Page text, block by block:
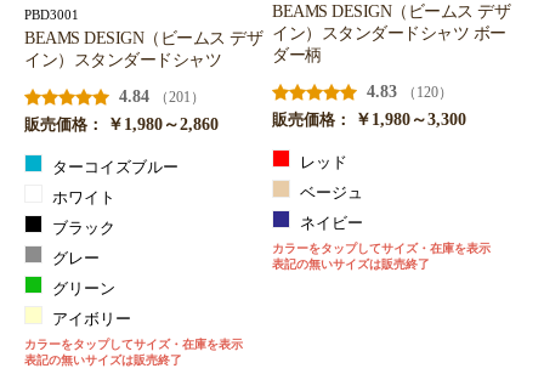
PBD3001
BEAMS DESIGN（ビームス デザ
イン）スタンダードシャツ
4.84
（201）
販売価格：
￥1,980～2,860
ターコイズブルー
ホワイト
ブラック
グレー
グリーン
アイボリー
カラーをタップしてサイズ・在庫を表示
表記の無いサイズは販売終了
BEAMS DESIGN（ビームス デザ
イン）スタンダードシャツ ボー
ダー柄
4.83
（120）
販売価格：
￥1,980～3,300
レッド
ベージュ
ネイビー
カラーをタップしてサイズ・在庫を表示
表記の無いサイズは販売終了